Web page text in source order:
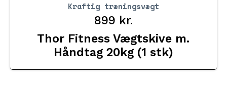
Kraftig træningsvægt
Thor Fitness Vægtskive m.
Håndtag 20kg (1 stk)
899 kr.